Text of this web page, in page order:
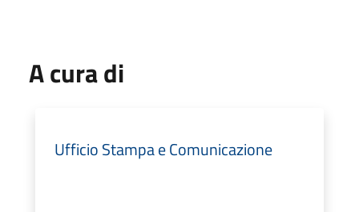
A cura di
Ufficio Stampa e Comunicazione